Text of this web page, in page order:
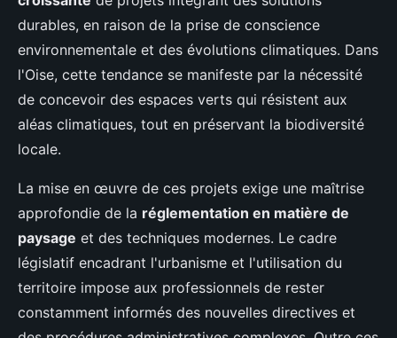
durables, en raison de la prise de conscience
environnementale et des évolutions climatiques. Dans
l'Oise, cette tendance se manifeste par la nécessité
de concevoir des espaces verts qui résistent aux
aléas climatiques, tout en préservant la biodiversité
locale.
La mise en œuvre de ces projets exige une maîtrise
approfondie de la réglementation en matière de
paysage et des techniques modernes. Le cadre
législatif encadrant l'urbanisme et l'utilisation du
territoire impose aux professionnels de rester
constamment informés des nouvelles directives et